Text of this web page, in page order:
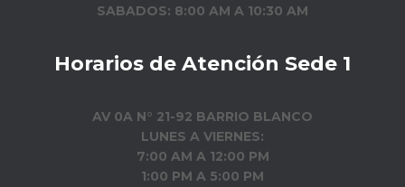
SABADOS: 8:00 AM A 10:30 AM
Horarios de Atención Sede 1
AV 0A N° 21-92 BARRIO BLANCO
LUNES A VIERNES:
7:00 AM A 12:00 PM
1:00 PM A 5:00 PM